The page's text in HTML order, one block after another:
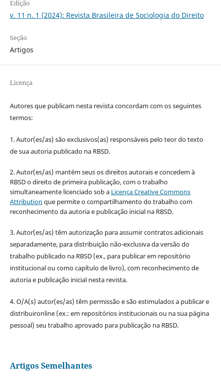
Edição
v. 11 n. 1 (2024): Revista Brasileira de Sociologia do Direito
Seção
Artigos
Licença
Autores que publicam nesta revista concordam com os seguintes
termos:
1. Autor(es/as) são exclusivos(as) responsáveis pelo teor do texto
de sua autoria publicado na RBSD.
2. Autor(es/as) mantém seus os direitos autorais e concedem à
RBSD o direito de primeira publicação, com o trabalho
simultaneamente licenciado sob a Licença Creative Commons
Attribution que permite o compartilhamento do trabalho com
reconhecimento da autoria e publicação inicial na RBSD.
3. Autor(es/as) têm autorização para assumir contratos adicionais
separadamente, para distribuição não-exclusiva da versão do
trabalho publicado na RBSD (ex., para publicar em repositório
institucional ou como capítulo de livro), com reconhecimento de
autoria e publicação inicial nesta revista.
4. O/A(s) autor(es/as) têm permissão e são estimulados a publicar e
distribuironline (ex.: em repositórios institucionais ou na sua página
pessoal) seu trabalho aprovado para publicação na RBSD.
Artigos Semelhantes